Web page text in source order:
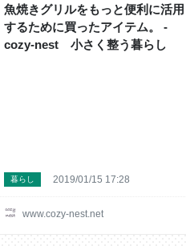
魚焼きグリルをもっと便利に活用
するために買ったアイテム。 -
cozy-nest 小さく整う暮らし
www.cozy-nest.net
暮らし 2019/01/15 17:28